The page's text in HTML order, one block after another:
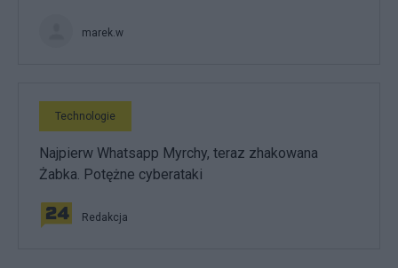
marek.w
Technologie
Najpierw Whatsapp Myrchy, teraz zhakowana
Żabka. Potężne cyberataki
Redakcja